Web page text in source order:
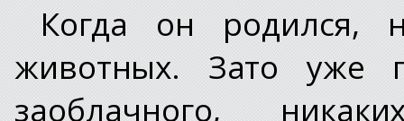
Когда он родился,
животных. Зато уже
заоблачного,